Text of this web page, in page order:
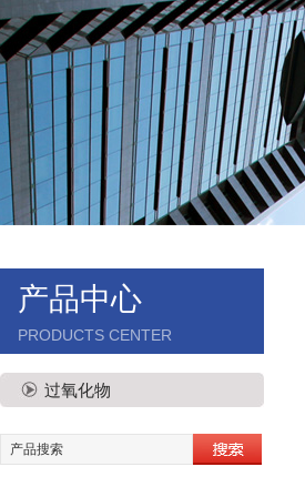
产品中心
PRODUCTS CENTER
过氧化物